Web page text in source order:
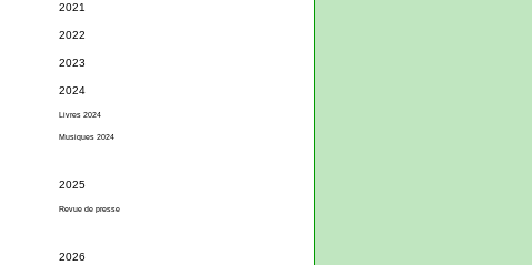
2021
2022
2023
2024
Livres 2024
Musiques 2024
2025
Revue de presse
2026